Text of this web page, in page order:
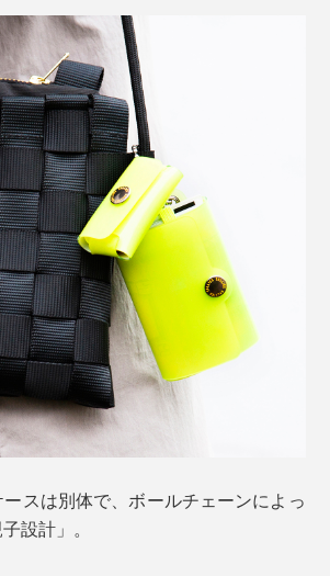
ト」は、SALLIES（サリーズ）の代
の「最小構造ウォレット」を作ろう
かけで生まれました。
予定でしたが、PVC素材で何度も試
、素材の厚み・硬さが最適な点や、
色が優れていることに気づき、その
ト素材に採用したのだとか。
ザインですが、お札12枚、カード8
なら余裕で収納できる懐の広さ。
スは別体で、ボールチェーンによっ
設計」。